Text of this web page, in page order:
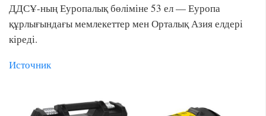
ДДСҰ-ның Еуропалық бөліміне 53 ел — Еуропа
құрлығындағы мемлекеттер мен Орталық Азия елдері
кіреді.
Источник